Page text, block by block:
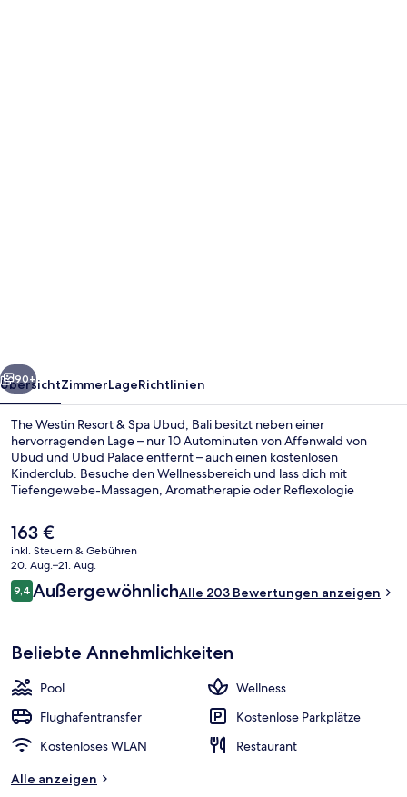
Bali
Weiter
90+
ÜbersichtZimmerLageRichtlinien
The Westin Resort & Spa Ubud, Bali besitzt neben einer
hervorragenden Lage – nur 10 Autominuten von Affenwald von
Ubud und Ubud Palace entfernt – auch einen kostenlosen
Kinderclub. Besuche den Wellnessbereich und lass dich mit
Tiefengewebe-Massagen, Aromatherapie oder Reflexologie
und Abendessen lokale und internationale Küche serviert. Als
weitere Highlights bietet dieses Hotel im luxuriösen Stil 2
Außenpools, eine Poolbar und einen rund um die Uhr geöffneten
Fitnessbereich. Andere Reisende lieben das hilfsbereite Personal.
Der
aktuelle
Preis
beträgt
163 €.
163 €
inkl. Steuern & Gebühren
20. Aug.–21. Aug.
Bewertungen
9,49,4 von 10.
AußergewöhnlichAlle 203 Bewertungen anzeigen
Beliebte Annehmlichkeiten
Pool
Wellness
Flughafentransfer
Kostenlose Parkplätze
Kostenloses WLAN
Restaurant
Alle anzeigen